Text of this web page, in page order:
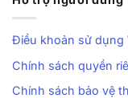
Điều khoản sử dụng
Chính sách quyền
Chính sách bảo vệ